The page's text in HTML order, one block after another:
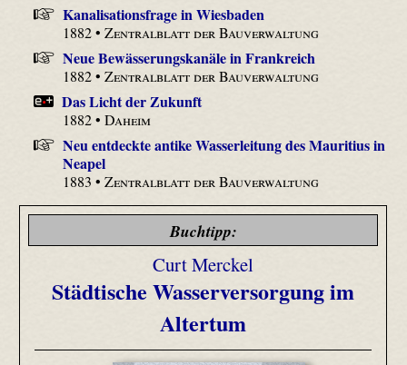
Kanalisationsfrage in Wiesbaden
1882 •Zentralblatt der Bauverwaltung
Neue Bewässerungskanäle in Frankreich
1882 •Zentralblatt der Bauverwaltung
Das Licht der Zukunft
1882 •Daheim
Neu entdeckte antike Wasserleitung des Mauritius in
Neapel
1883 •Zentralblatt der Bauverwaltung
Buchtipp:
Curt Merckel
Städtische Wasserversorgung im
Altertum